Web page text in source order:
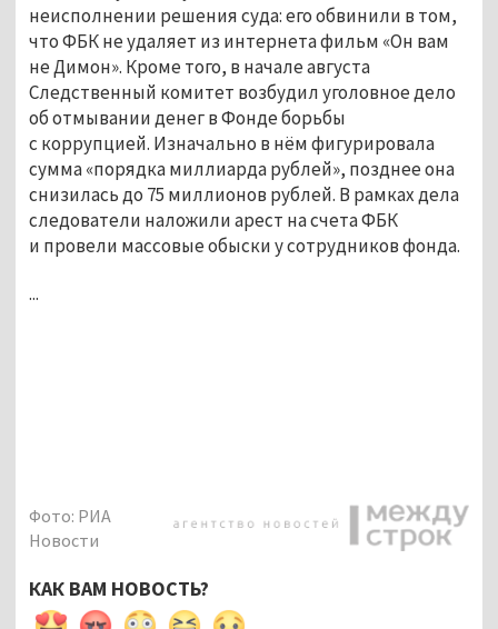
неисполнении решения суда: его обвинили в том,
что ФБК не удаляет из интернета фильм «Он вам
не Димон». Кроме того, в начале августа
Следственный комитет возбудил уголовное дело
об отмывании денег в Фонде борьбы
с коррупцией. Изначально в нём фигурировала
сумма «порядка миллиарда рублей», позднее она
снизилась до 75 миллионов рублей. В рамках дела
следователи наложили арест на счета ФБК
и провели массовые обыски у сотрудников фонда.
...
Фото: РИА
Новости
КАК ВАМ НОВОСТЬ?